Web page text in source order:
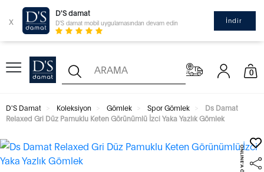
x
D'S damat
D'S damat mobil uygulamasından devam edin İndir
0
D'S Damat Koleksiyon Gömlek Spor Gömlek
Ds Damat
Relaxed Gri Düz Pamuklu Keten Görünümlü İzci Yaka Yazlık Gömlek